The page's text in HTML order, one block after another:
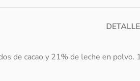
de cacao y 21% de leche en